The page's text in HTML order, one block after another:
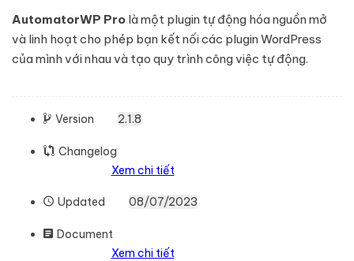
AutomatorWP Pro là một plugin tự động hóa nguồn mở
và linh hoạt cho phép bạn kết nối các plugin WordPress
của mình với nhau và tạo quy trình công việc tự động.
Version 2.1.8
Changelog
Xem chi tiết
Updated 08/07/2023
Document
Xem chi tiết